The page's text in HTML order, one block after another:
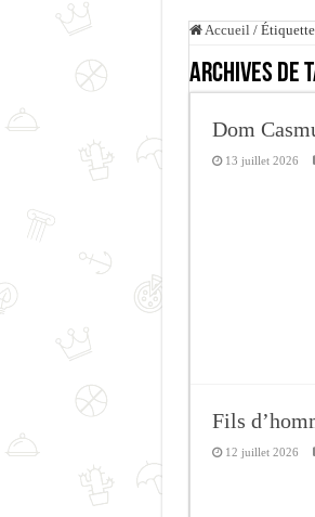
Accueil /
Archives de
Dom
13 juillet 2026
Fils
12 juillet 2026